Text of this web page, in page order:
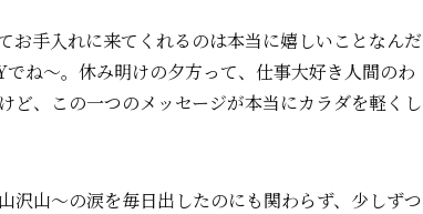
手入れに来てくれるのは本当に嬉しいことなんだ
ね〜。休み明けの夕方って、仕事大好き人間のわ
ど、この一つのメッセージが本当にカラダを軽くし
沢山〜の涙を毎日出したのにも関わらず、少しずつ